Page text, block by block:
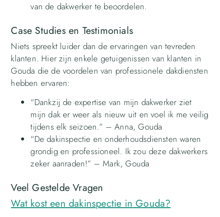
van de dakwerker te beoordelen.
Case Studies en Testimonials
Niets spreekt luider dan de ervaringen van tevreden
klanten. Hier zijn enkele getuigenissen van klanten in
Gouda die de voordelen van professionele dakdiensten
hebben ervaren:
“Dankzij de expertise van mijn dakwerker ziet
mijn dak er weer als nieuw uit en voel ik me veilig
tijdens elk seizoen.” – Anna, Gouda
“De dakinspectie en onderhoudsdiensten waren
grondig en professioneel. Ik zou deze dakwerkers
zeker aanraden!” – Mark, Gouda
Veel Gestelde Vragen
Wat kost een dakinspectie in Gouda?